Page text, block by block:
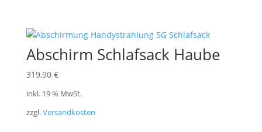
Abschirm Schlafsack Haube
319,90 €
inkl. 19 % MwSt.
zzgl.Versandkosten